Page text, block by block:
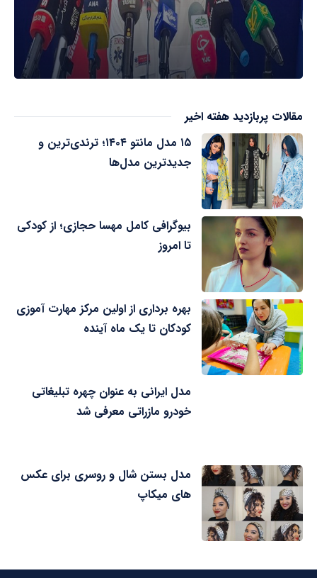
مقالات پربازدید هفته اخیر
۱۵ مدل مانتو ۱۴۰۴؛ ترندی‌ترین و
جدیدترین مدل‌ها
بیوگرافی کامل مهسا حجازی؛ از کودکی
تا امروز
بهره برداری از اولین مرکز مهارت آموزی
کودکان تا یک ماه آینده
مدل ایرانی به عنوان چهره تبلیغاتی
خودرو مازراتی معرفی شد
مدل بستن شال و روسری برای عکس
های میکاپ